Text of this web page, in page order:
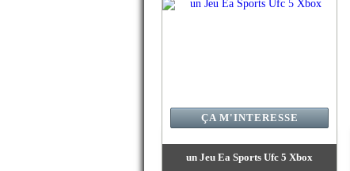
un Jeu Ea Sports Ufc 5 Xbox
ÇA M'INTERESSE